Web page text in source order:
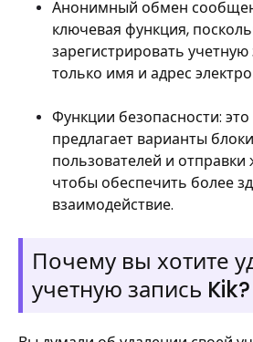
Анонимный обмен
ключевая функция,
зарегистрировать
только имя и адрес
Функции безопасности:
предлагает варианты
пользователей и отправки
чтобы обеспечить более
взаимодействие.
Почему вы хотите
учетную запись Kik?